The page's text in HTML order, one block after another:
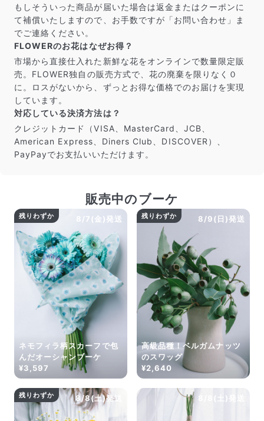
よくある質問
きな時に好きな花をご注文いただけます。
Q. 配送できないエリアはありますか？
ただいま沖縄・離島エリアへの配送には対応しておりませ
ん。ご了承ください。
Q. 配送日時は指定できますか？
お花をベストなタイミングで発送しているため、お届け日の
指定はできません。受け取り時間帯は、発送後にクロネコヤ
マトのアプリから変更可能です。
Q. 注文後にキャンセルできますか？
ご注文後一定時間内であればキャンセル可能です。
もしそういった商品が届いた場合は返金またはクーポンに
て補償いたしますので、お手数ですが「お問い合わせ」ま
でご連絡ください。
FLOWERのお花はなぜお得？
市場から直接仕入れた新鮮な花をオンラインで数量限定販
売。FLOWER独自の販売方式で、花の廃棄を限りなく０
に。ロスがないから、ずっとお得な価格でのお届けを実現
しています。
対応している決済方法は？
クレジットカード（VISA、MasterCard、JCB、
American Express、Diners Club、DISCOVER）、
PayPayでお支払いいただけます。
販売中のブーケ
8/7(金)発送
残りわずか
ネモフィラ柄スカーフで包
んだオーシャンブーケ
¥3,597
8/9(日)発送
残りわずか
高級品種！ベルガムナッツ
のスワッグ
¥2,640
8/8(土)発送
残りわずか 8/8(土)発送